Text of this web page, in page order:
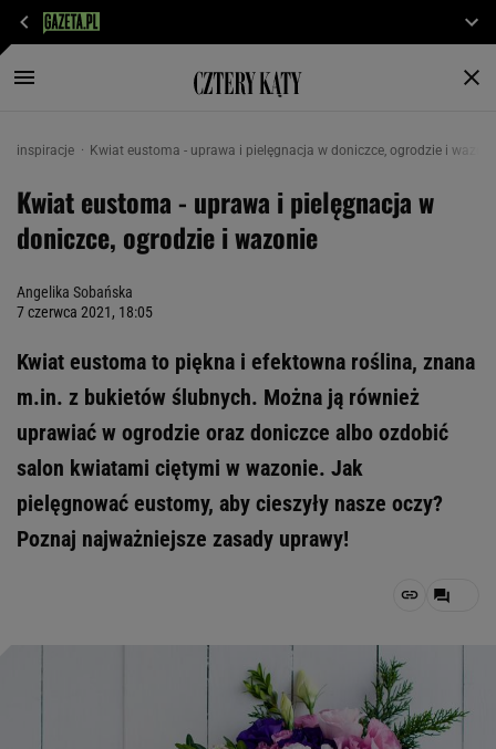
inspiracje Kwiat eustoma - uprawa i pielęgnacja w doniczce, ogrodzie i
Kwiat eustoma - uprawa i pielęgnacja w
doniczce, ogrodzie i wazonie
Angelika Sobańska
7 czerwca 2021, 18:05
Kwiat eustoma to piękna i efektowna roślina, znana
m.in. z bukietów ślubnych. Można ją również
uprawiać w ogrodzie oraz doniczce albo ozdobić
salon kwiatami ciętymi w wazonie. Jak
pielęgnować eustomy, aby cieszyły nasze oczy?
Poznaj najważniejsze zasady uprawy!